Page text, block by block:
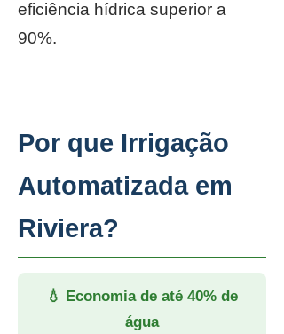
eficiência hídrica superior a
90%.
Por que Irrigação
Automatizada em
Riviera?
💧 Economia de até 40% de
água